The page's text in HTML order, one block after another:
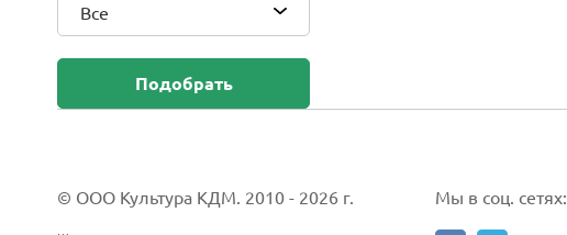
CrossWind
Все
Подобрать
© ООО Культура КДМ. 2010 - 2026 г. Мы в соц. сетях: